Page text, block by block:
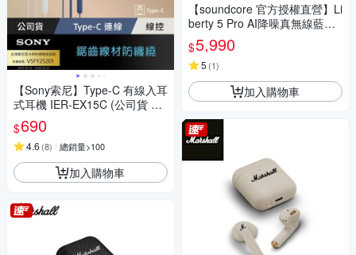
【Sony索尼】Type-C 有線入耳
式耳機 IER-EX15C (公司貨 保
固12個月)
$690
4.6 (8) 總銷量>100
加入購物車
【soundcore 官方授權直營】Li
berty 5 Pro AI降噪真無線藍牙
耳機
$5,990
5 (1)
加入購物車